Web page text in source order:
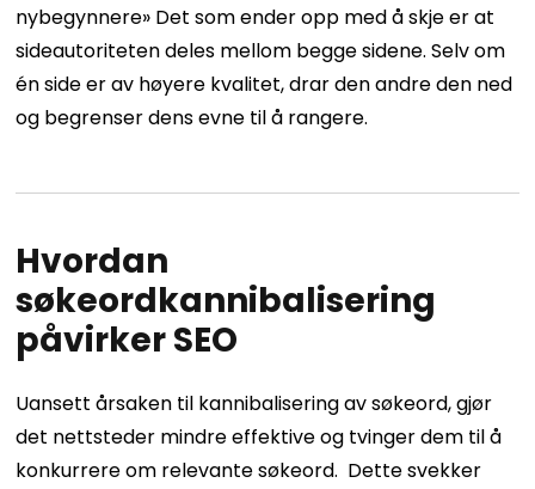
nybegynnere» Det som ender opp med å skje er at
sideautoriteten deles mellom begge sidene. Selv om
én side er av høyere kvalitet, drar den andre den ned
og begrenser dens evne til å rangere.
Hvordan
søkeordkannibalisering
påvirker SEO
Uansett årsaken til kannibalisering av søkeord, gjør
det nettsteder mindre effektive og tvinger dem til å
konkurrere om relevante søkeord. Dette svekker